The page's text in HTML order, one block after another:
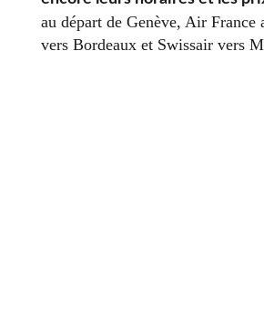
au départ de Genève, Air France
vers Bordeaux et Swissair vers